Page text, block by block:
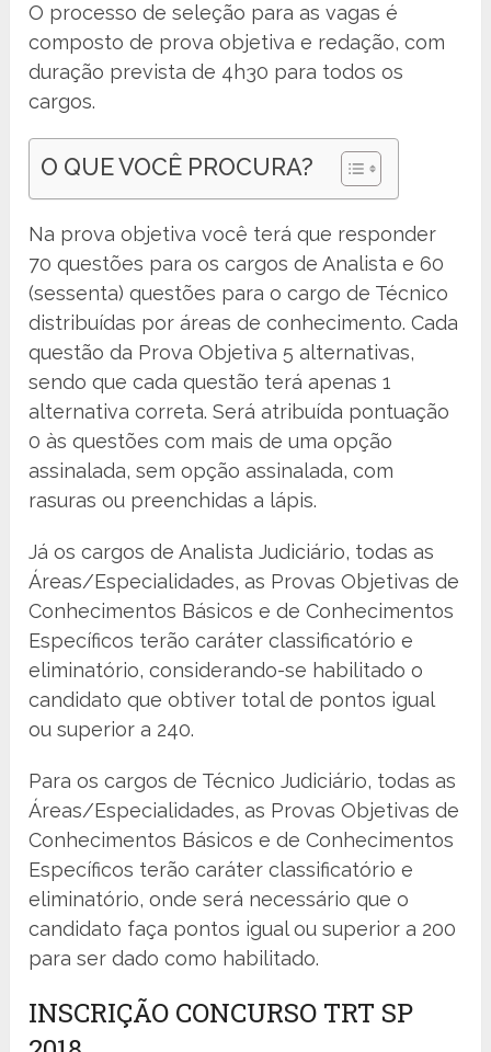
O processo de seleção para as vagas é
composto de prova objetiva e redação, com
duração prevista de 4h30 para todos os
cargos.
O QUE VOCÊ PROCURA?
Na prova objetiva você terá que responder
70 questões para os cargos de Analista e 60
(sessenta) questões para o cargo de Técnico
distribuídas por áreas de conhecimento. Cada
questão da Prova Objetiva 5 alternativas,
sendo que cada questão terá apenas 1
alternativa correta. Será atribuída pontuação
0 às questões com mais de uma opção
assinalada, sem opção assinalada, com
rasuras ou preenchidas a lápis.
Já os cargos de Analista Judiciário, todas as
Áreas/Especialidades, as Provas Objetivas de
Conhecimentos Básicos e de Conhecimentos
Específicos terão caráter classificatório e
eliminatório, considerando-se habilitado o
candidato que obtiver total de pontos igual
ou superior a 240.
Para os cargos de Técnico Judiciário, todas as
Áreas/Especialidades, as Provas Objetivas de
Conhecimentos Básicos e de Conhecimentos
Específicos terão caráter classificatório e
eliminatório, onde será necessário que o
candidato faça pontos igual ou superior a 200
para ser dado como habilitado.
INSCRIÇÃO CONCURSO TRT SP